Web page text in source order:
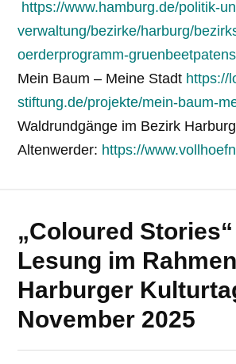
https://www.hamburg.de/politik-
verwaltung/bezirke/harburg/
oerderprogramm-
Mein Baum – Meine Stadt https://
stiftung.de/projekte/mein-baum-
Waldrundgänge im Bezirk
Altenwerder: https://
„Coloured
Lesung im
Harburger
November 2025